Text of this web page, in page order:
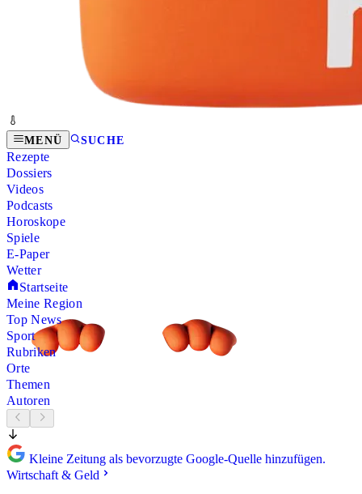
MENÜ SUCHE
Rezepte
Dossiers
Videos
Podcasts
Horoskope
Spiele
E-Paper
Wetter
Startseite
Meine Region
Top News
Sport
Rubriken
Orte
Themen
Autoren
Kleine Zeitung als bevorzugte Google-Quelle hinzufügen.
Wirtschaft & Geld